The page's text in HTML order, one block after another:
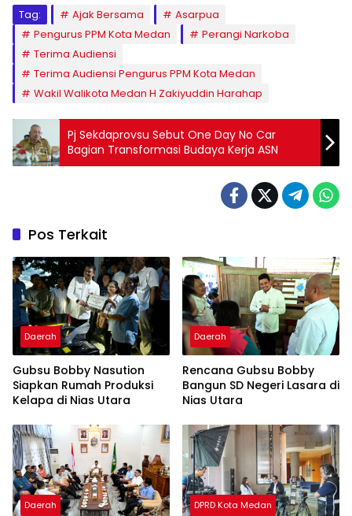
Tag: Ajak Bersama
Asarpua
Pengurus PPM Kota Medan
Perangi Narkoba
Terima Audiensi
Terima Audiensi Pengurus PPM Kota Medan
Wakil Walikota Medan H Zakiyuddin Harahap
Pj Sekdaprovsu Sebut One Day No Car
Bagian Transformasi Budaya Kerja ASN
Pos Terkait
Daerah
Gubsu Bobby Nasution
Siapkan Rumah Produksi
Kelapa di Nias Utara
Daerah
Rencana Gubsu Bobby
Bangun SD Negeri Lasara di
Nias Utara
Daerah DPRD Kota Medan